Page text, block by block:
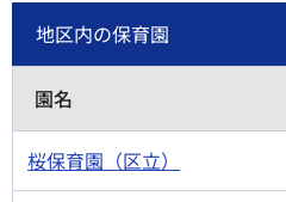
地区内の保育園
園名
桜保育園（区立）